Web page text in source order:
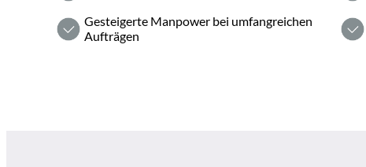
Gesteigerte Manpower bei umfangreichen
Aufträgen